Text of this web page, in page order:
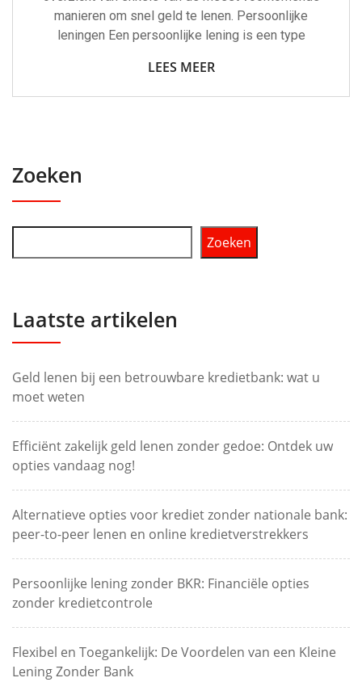
manieren om snel geld te lenen. Persoonlijke
leningen Een persoonlijke lening is een type
LEES MEER
Zoeken
Zoeken
Laatste artikelen
Geld lenen bij een betrouwbare kredietbank: wat u
moet weten
Efficiënt zakelijk geld lenen zonder gedoe: Ontdek uw
opties vandaag nog!
Alternatieve opties voor krediet zonder nationale bank:
peer-to-peer lenen en online kredietverstrekkers
Persoonlijke lening zonder BKR: Financiële opties
zonder kredietcontrole
Flexibel en Toegankelijk: De Voordelen van een Kleine
Lening Zonder Bank